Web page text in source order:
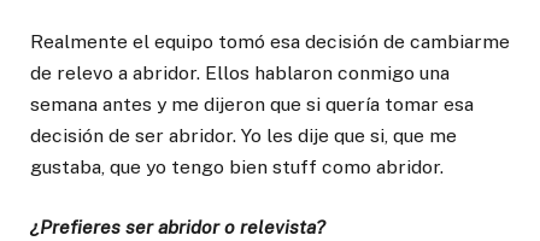
Realmente el equipo tomó esa decisión de cambiarme
de relevo a abridor. Ellos hablaron conmigo una
semana antes y me dijeron que si quería tomar esa
decisión de ser abridor. Yo les dije que si, que me
gustaba, que yo tengo bien stuff como abridor.
¿Prefieres ser abridor o relevista?